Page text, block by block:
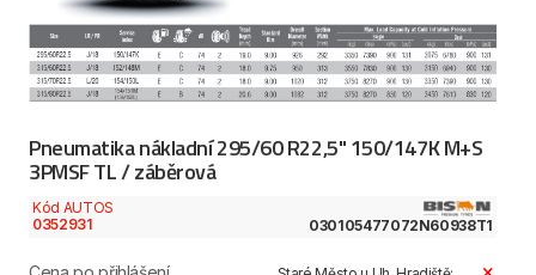
Pneumatika nákladní 295/60 R22,5" 150/147K M+S
3PMSF TL / záběrová
Kód AUTOS
0352931
030105477072N60938T1